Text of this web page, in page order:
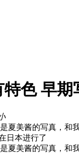
色 早
夏美酱的写真，
日本进行了
夏美酱的写真，